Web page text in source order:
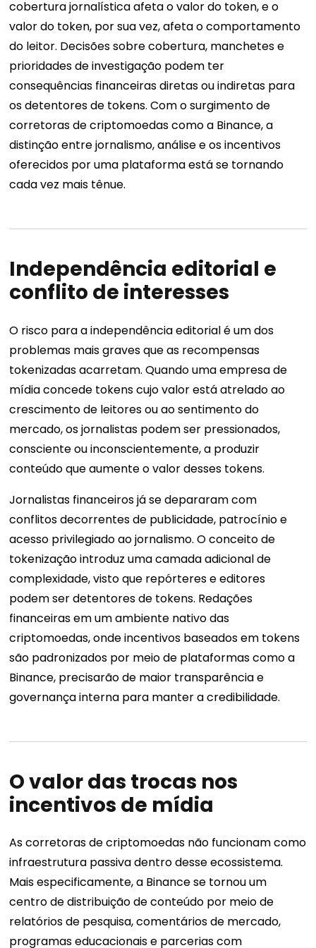
cobertura jornalística afeta o valor do token, e o
valor do token, por sua vez, afeta o comportamento
do leitor. Decisões sobre cobertura, manchetes e
prioridades de investigação podem ter
consequências financeiras diretas ou indiretas para
os detentores de tokens. Com o surgimento de
corretoras de criptomoedas como a Binance, a
distinção entre jornalismo, análise e os incentivos
oferecidos por uma plataforma está se tornando
cada vez mais tênue.
Independência editorial e
conflito de interesses
O risco para a independência editorial é um dos
problemas mais graves que as recompensas
tokenizadas acarretam. Quando uma empresa de
mídia concede tokens cujo valor está atrelado ao
crescimento de leitores ou ao sentimento do
mercado, os jornalistas podem ser pressionados,
consciente ou inconscientemente, a produzir
conteúdo que aumente o valor desses tokens.
Jornalistas financeiros já se depararam com
conflitos decorrentes de publicidade, patrocínio e
acesso privilegiado ao jornalismo. O conceito de
tokenização introduz uma camada adicional de
complexidade, visto que repórteres e editores
podem ser detentores de tokens. Redações
financeiras em um ambiente nativo das
criptomoedas, onde incentivos baseados em tokens
são padronizados por meio de plataformas como a
Binance, precisarão de maior transparência e
governança interna para manter a credibilidade.
O valor das trocas nos
incentivos de mídia
As corretoras de criptomoedas não funcionam como
infraestrutura passiva dentro desse ecossistema.
Mais especificamente, a Binance se tornou um
centro de distribuição de conteúdo por meio de
relatórios de pesquisa, comentários de mercado,
programas educacionais e parcerias com